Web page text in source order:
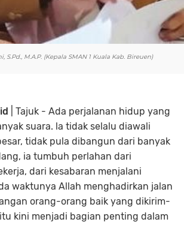
S.Pd., M.A.P. (Kepala SMAN 1 Kuala Kab. Bireuen)
| Tajuk - Ada perjalanan hidup yang
suara. la tidak selalu diawali
tidak pula dibangun dari banyak
ia tumbuh perlahan dari
dari kesabaran menjalani
waktunya Allah menghadirkan jalan
orang-orang baik yang dikirim-
kini menjadi bagian penting dalam